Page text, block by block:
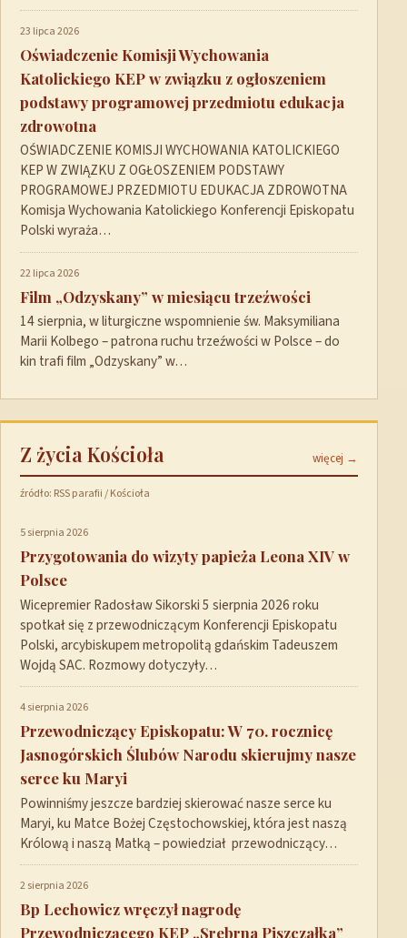
23 lipca 2026
Oświadczenie Komisji Wychowania
Katolickiego KEP w związku z ogłoszeniem
podstawy programowej przedmiotu edukacja
zdrowotna
OŚWIADCZENIE KOMISJI WYCHOWANIA KATOLICKIEGO
KEP W ZWIĄZKU Z OGŁOSZENIEM PODSTAWY
PROGRAMOWEJ PRZEDMIOTU EDUKACJA ZDROWOTNA
Komisja Wychowania Katolickiego Konferencji Episkopatu
Polski wyraża…
22 lipca 2026
Film „Odzyskany” w miesiącu trzeźwości
14 sierpnia, w liturgiczne wspomnienie św. Maksymiliana
Marii Kolbego – patrona ruchu trzeźwości w Polsce – do
kin trafi film „Odzyskany” w…
Z życia Kościoła więcej →
źródło: RSS parafii / Kościoła
5 sierpnia 2026
Przygotowania do wizyty papieża Leona XIV w
Polsce
Wicepremier Radosław Sikorski 5 sierpnia 2026 roku
spotkał się z przewodniczącym Konferencji Episkopatu
Polski, arcybiskupem metropolitą gdańskim Tadeuszem
Wojdą SAC. Rozmowy dotyczyły…
4 sierpnia 2026
Przewodniczący Episkopatu: W 70. rocznicę
Jasnogórskich Ślubów Narodu skierujmy nasze
serce ku Maryi
Powinniśmy jeszcze bardziej skierować nasze serce ku
Maryi, ku Matce Bożej Częstochowskiej, która jest naszą
Królową i naszą Matką – powiedział przewodniczący…
2 sierpnia 2026
Bp Lechowicz wręczył nagrodę
Przewodniczącego KEP „Srebrna Piszczałka”